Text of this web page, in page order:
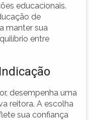
educacionais.
de
manter sua
entre
desempenha uma
reitora. A escolha
sua confiança